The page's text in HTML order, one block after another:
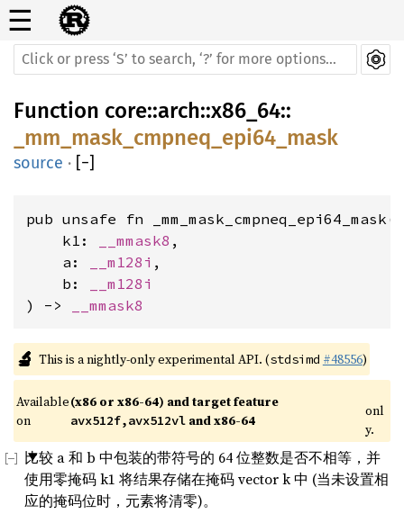
☰
Function core::arch::x86_64::
_mm_mask_cmpneq_epi64_mask
source · [−]
pub unsafe fn _mm_mask_cmpneq_epi64_mask(
    k1:
__mmask8 ,
    a:
__m128i ,
    b:
__m128i
) ->
__mmask8
🔬 This is a nightly-only experimental API. (stdsimd #48556)
Available
on
avx512f,avx512vl and x86-64
onl
y.
比较 a 和 b 中包装的带符号的 64 位整数是否不相等，并
使用零掩码 k1 将结果存储在掩码 vector k 中 (当未设置相
应的掩码位时，元素将清零)。